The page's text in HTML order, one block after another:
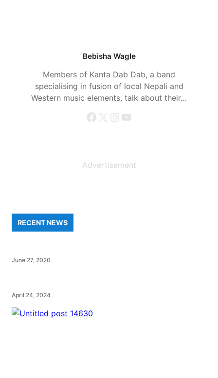
Bebisha Wagle
Members of Kanta Dab Dab, a band
specialising in fusion of local Nepali and
Western music elements, talk about their…
Facebook X Instagram YouTube
Advertisement
RECENT NEWS
June 27, 2020
April 24, 2024